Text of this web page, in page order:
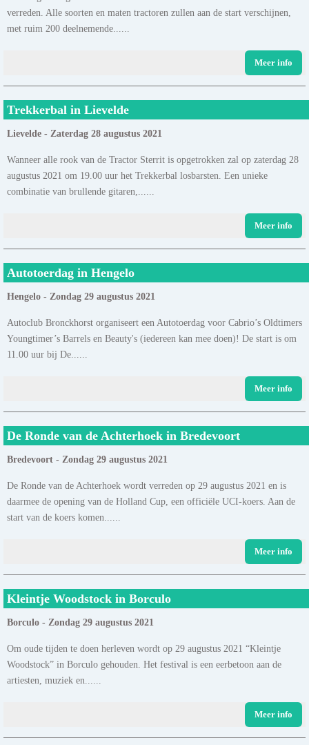
verreden. Alle soorten en maten tractoren zullen aan de start verschijnen,
met ruim 200 deelnemende......
Meer info
Trekkerbal in Lievelde
Lievelde - Zaterdag 28 augustus 2021
Wanneer alle rook van de Tractor Sterrit is opgetrokken zal op zaterdag 28
augustus 2021 om 19.00 uur het Trekkerbal losbarsten. Een unieke
combinatie van brullende gitaren,......
Meer info
Autotoerdag in Hengelo
Hengelo - Zondag 29 augustus 2021
Autoclub Bronckhorst organiseert een Autotoerdag voor Cabrio’s Oldtimers
Youngtimer’s Barrels en Beauty's (iedereen kan mee doen)! De start is om
11.00 uur bij De......
Meer info
De Ronde van de Achterhoek in Bredevoort
Bredevoort - Zondag 29 augustus 2021
De Ronde van de Achterhoek wordt verreden op 29 augustus 2021 en is
daarmee de opening van de Holland Cup, een officiële UCI-koers. Aan de
start van de koers komen......
Meer info
Kleintje Woodstock in Borculo
Borculo - Zondag 29 augustus 2021
Om oude tijden te doen herleven wordt op 29 augustus 2021 “Kleintje
Woodstock” in Borculo gehouden. Het festival is een eerbetoon aan de
artiesten, muziek en......
Meer info